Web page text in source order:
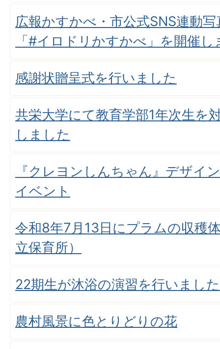
広報かすかべ・市公式SNS連動
「#イロドリかすかべ」を開催し
感謝状贈呈式を行いました
共栄大学にて教育学部1年次生を
しました
『クレヨンしんちゃん』デザイ
イベント
令和8年7月13日にプラムの収穫
立保育所）
22期生が沐浴の演習を行いました
農村風景に色とりどりの花